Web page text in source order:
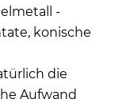
-
konische
die
Aufwand